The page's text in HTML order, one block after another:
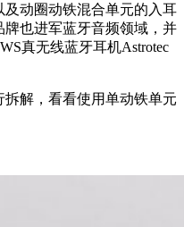
动圈动铁混合单元的入耳
也进军蓝牙音频领域，并
真无线蓝牙耳机Astrotec
解，看看使用单动铁单元